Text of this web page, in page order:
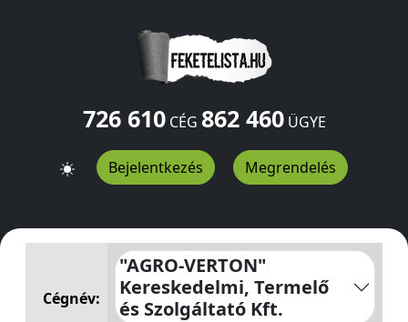
726 610CÉG 862 460ÜGYE
Bejelentkezés Megrendelés
"AGRO-VERTON" Kereskedelmi, Termelő és Szolgáltató
Cégnév:
"AGRO-VERTON"
Kereskedelmi, Termelő
és Szolgáltató Kft.